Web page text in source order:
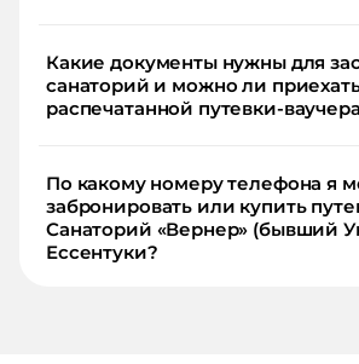
Какие документы нужны для
санаторий и можно ли
распечатанной путевки-
По какому номеру телефона я
забронировать или купить
Санаторий «Вернер» (бывший
Ессентуки?